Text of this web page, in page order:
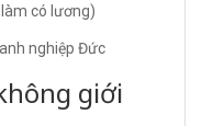
có lương)
nghiệp Đức
giới